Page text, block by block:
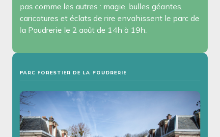
pas comme les autres : magie, bulles géantes,
caricatures et éclats de rire envahissent le parc de
la Poudrerie le 2 août de 14h à 19h.
PARC FORESTIER DE LA POUDRERIE